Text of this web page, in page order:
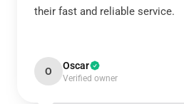
their fast and reliable service.
O Oscar
Verified owner